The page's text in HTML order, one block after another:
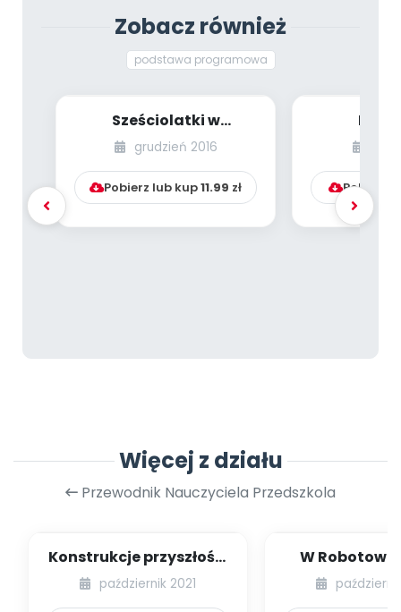
Zobacz również
podstawa programowa
Sześciolatki w
przedszkolu. Jak
rozwijać ich umysły i n...
grudzień 2016
Pobierz lub kup11.99 zł Pobierz
Więcej z działu
Przewodnik Nauczyciela Przedszkola
Konstrukcje przyszłości
[PBP - dzieci młodsze -
październik 2021
W
dzieci